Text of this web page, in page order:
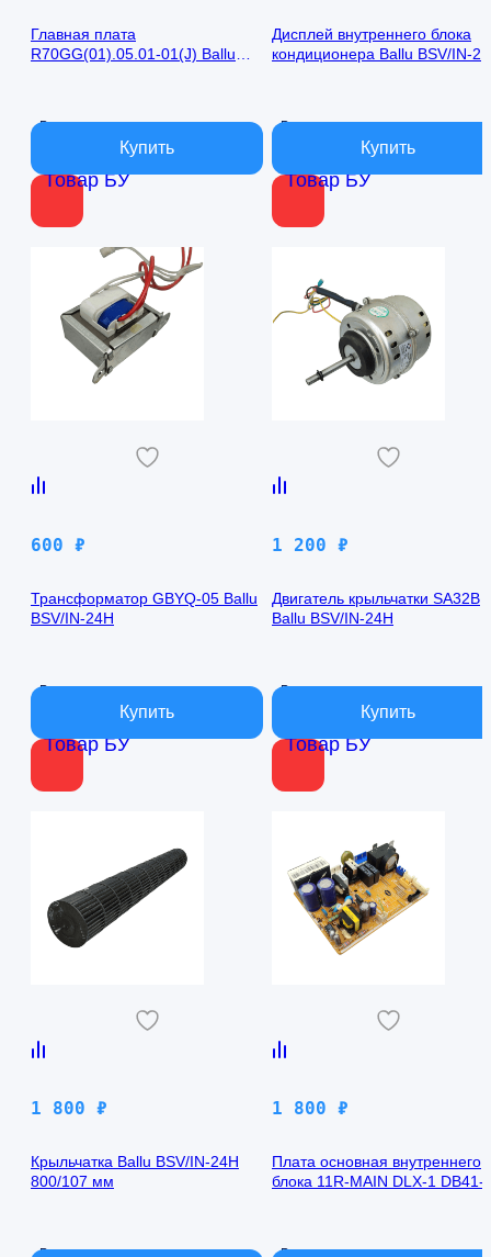
Товар БУ
Главная плата
R70GG(01).05.01-01(J) Ballu
В наличии
Товар БУ
Дисплей внутреннего блока
кондиционера Ballu BSV/IN-
В наличии
Товар БУ
600 ₽
Трансформатор GBYQ-05 Ballu
BSV/IN-24H
В наличии
Товар БУ
1 200 ₽
Двигатель крыльчатки SA32B
Ballu BSV/IN-24H
В наличии
1 800 ₽
Крыльчатка Ballu BSV/IN-24H
800/107 мм
В наличии
1 800 ₽
Плата основная внутреннего
блока 11R-MAIN DLX-1 DB41-
В наличии